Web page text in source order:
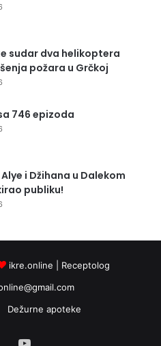
sudar dva helikoptera
požara u Grčkoj
746 epizoda
i Džihana u Dalekom
publiku!
ikre.online | Receptolog
Dežurne apoteke
YouTube